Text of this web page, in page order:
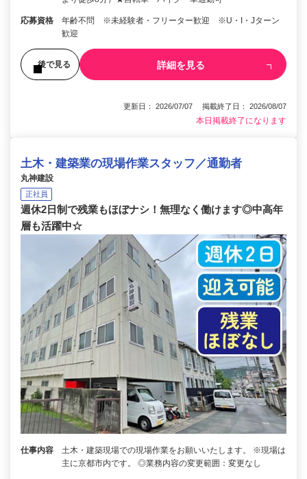
応募資格
年齢不問 ※未経験者・フリーター歓迎 ※U・I・Jターン
歓迎
後で見る 詳細を見る
更新日： 2026/07/07 掲載終了日： 2026/08/07
本日掲載終了になります
土木・建築業の現場作業スタッフ／通勤者
丸神建設
正社員
週休2日制で残業もほぼナシ！無理なく働けます◎中高年
層も活躍中☆
仕事内容
土木・建築現場での現場作業をお願いいたします。 ※現場は
主に京都市内です。 ◎業務内容の変更範囲：変更なし